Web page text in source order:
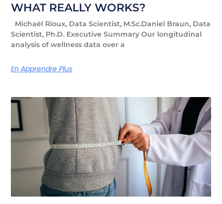
WHAT REALLY WORKS?
Michaël Rioux, Data Scientist, M.Sc.Daniel Braun, Data
Scientist, Ph.D. Executive Summary Our longitudinal
analysis of wellness data over a
En Apprendre Plus